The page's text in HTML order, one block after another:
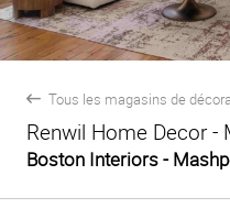
back Tous les magasins de
Renwil Home Decor -
Boston Interiors -